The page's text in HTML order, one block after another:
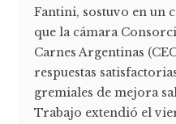
Fantini, sostuvo en un
que la cámara
Carnes Argentinas
respuestas
gremiales de mejora
Trabajo extendió el